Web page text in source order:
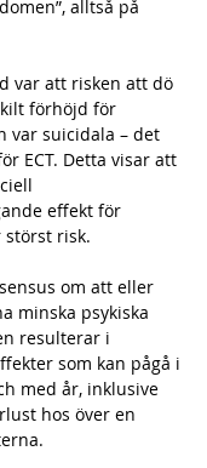
alltså på
var att risken att dö
förhöjd för
var suicidala – det
ECT. Detta visar att
effekt för
störst risk.
om att eller
minska psykiska
resulterar i
som kan pågå i
med år, inklusive
hos över en